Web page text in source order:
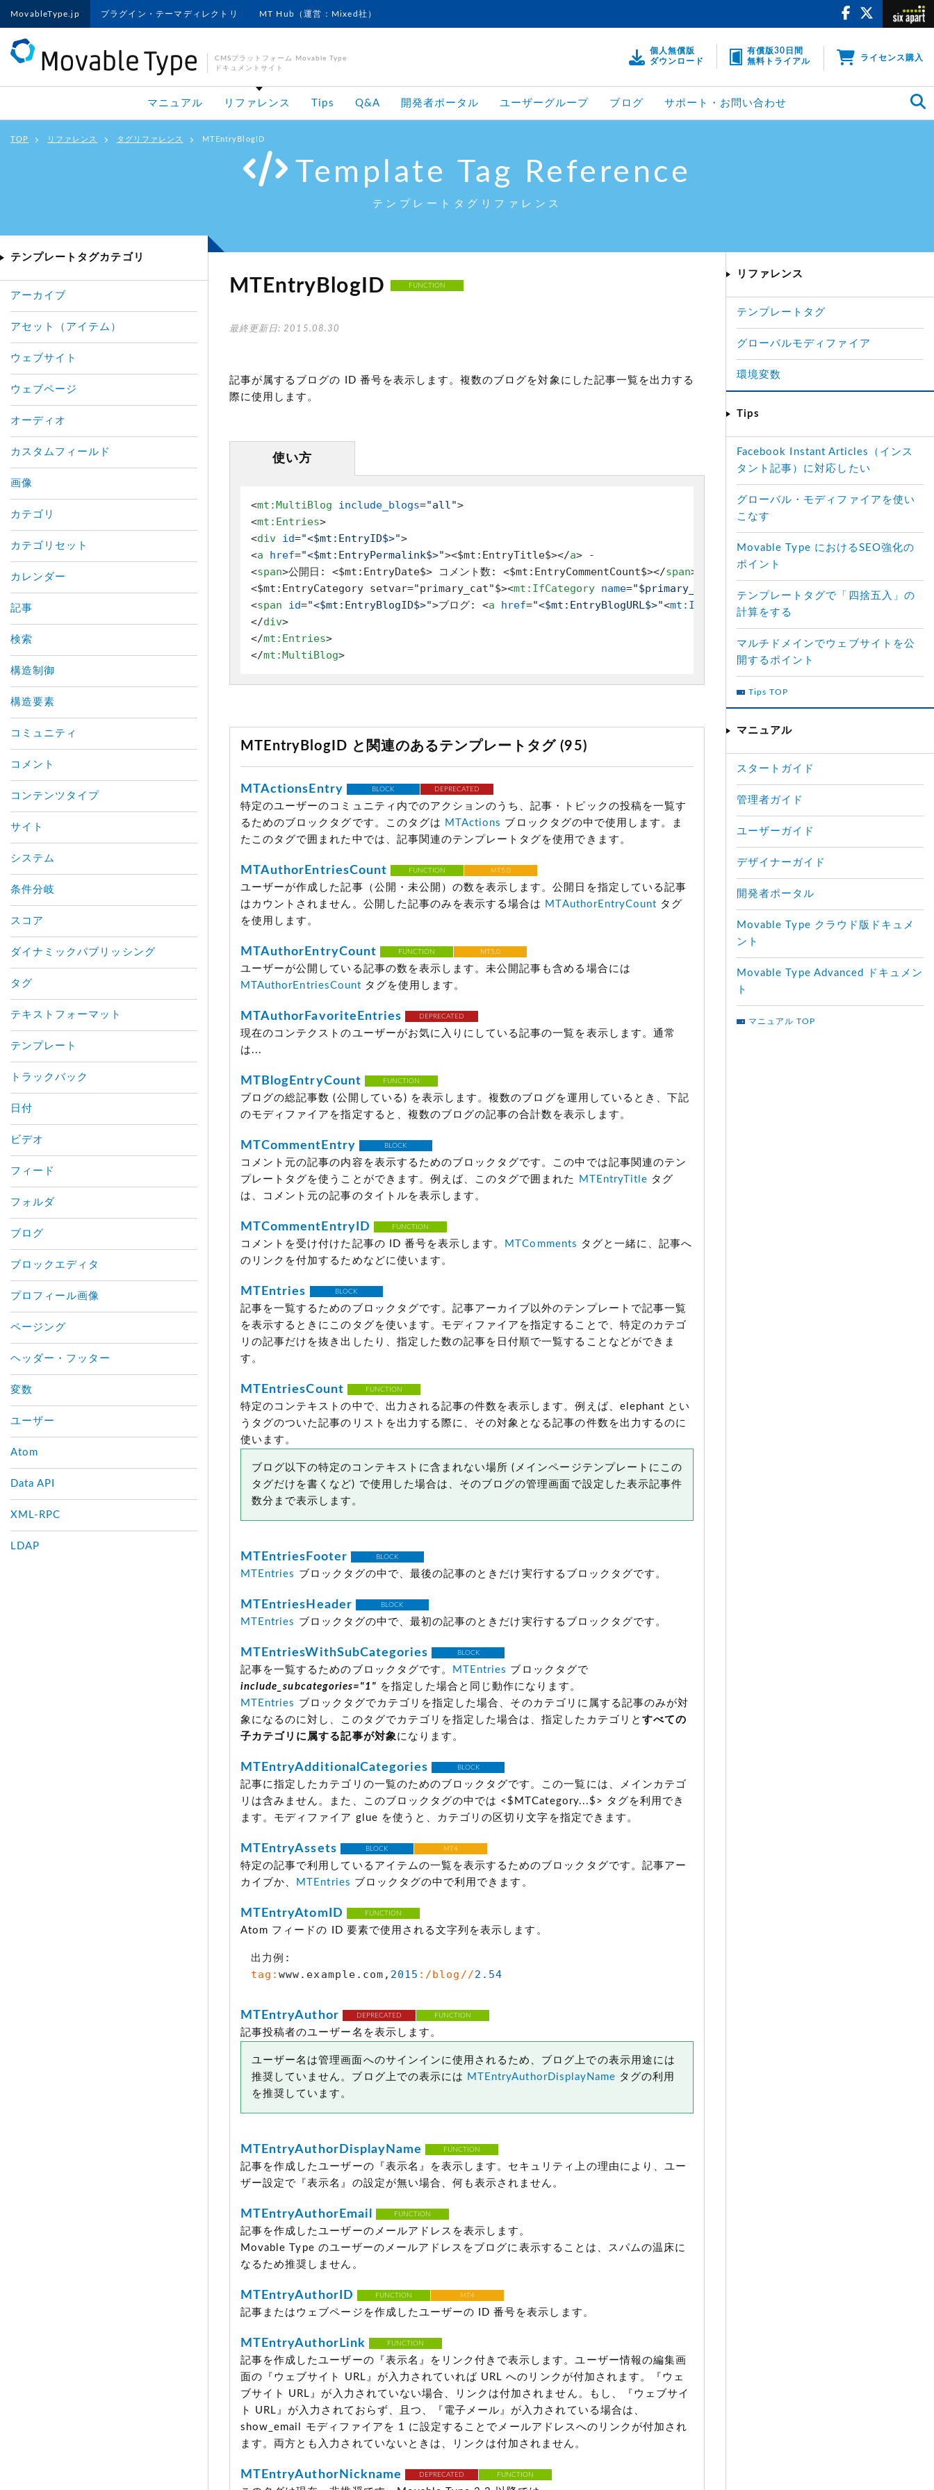
MovableType.jp プラグイン・テーマディレクトリ MT Hub（運営：Mixed社）
CMSプラットフォーム Movable Type
ドキュメントサイト
個人無償版
ダウンロード
有償版30日間
無料トライアル
ライセンス購入
マニュアル リファレンス Tips Q&A 開発者ポータル ユーザーグループ ブログ サポート・お問い合わせ
TOP リファレンス タグリファレンス MTEntryBlogID
Template Tag Reference
テンプレートタグリファレンス
MTEntryBlogID FUNCTION
最終更新日: 2015.08.30
記事が属するブログの ID 番号を表示します。複数のブログを対象にした記事一覧を出力する
際に使用します。
使い方
<mt:MultiBlog include_blogs="all">
<mt:Entries>
<div id="<$mt:EntryID$>">
<a href="<$mt:EntryPermalink$>"><$mt:EntryTitle$></a>
<span>公開日: <$mt:EntryDate$> コメント数: <$mt:EntryCommentCount$></span>
<$mt:EntryCategory setvar="primary_cat"$><mt:IfCategory name="$primary_cat" "primary" > < span>カテゴリ:
<span id="<$mt:EntryBlogID$>">ブログ: <a href="<$mt:EntryBlogURL$>"<mt:If "EntryBlogDescription"
</div>
</mt:Entries>
</mt:MultiBlog>
MTEntryBlogID と関連のあるテンプレートタグ (95)
MTActionsEntry BLOCK DEPRECATED
特定のユーザーのコミュニティ内でのアクションのうち、記事・トピックの投稿を一覧す
るためのブロックタグです。このタグは MTActions ブロックタグの中で使用します。ま
たこのタグで囲まれた中では、記事関連のテンプレートタグを使用できます。
MTAuthorEntriesCount FUNCTION MT5.0
ユーザーが作成した記事（公開・未公開）の数を表示します。公開日を指定している記事
はカウントされません。公開した記事のみを表示する場合は MTAuthorEntryCount タグ
を使用します。
MTAuthorEntryCount FUNCTION MT5.0
ユーザーが公開している記事の数を表示します。未公開記事も含める場合には
MTAuthorEntriesCount タグを使用します。
MTAuthorFavoriteEntries DEPRECATED
現在のコンテクストのユーザーがお気に入りにしている記事の一覧を表示します。通常
は...
MTBlogEntryCount FUNCTION
ブログの総記事数(公開している) を表示します。複数のブログを運用しているとき、下記
のモディファイアを指定すると、複数のブログの記事の合計数を表示します。
MTCommentEntry BLOCK
コメント元の記事の内容を表示するためのブロックタグです。この中では記事関連のテン
プレートタグを使うことができます。例えば、このタグで囲まれた
MTEntryTitle タグ
は、コメント元の記事のタイトルを表示します。
MTCommentEntryID FUNCTION
コメントを受け付けた記事の ID 番号を表示します。 MTComments タグと一緒に、記事へ
のリンクを付加するためなどに使います。
MTEntries BLOCK
記事を一覧するためのブロックタグです。記事アーカイブ以外のテンプレートで記事一覧
を表示するときにこのタグを使います。モディファイアを指定することで、特定のカテゴ
リの記事だけを抜き出したり、指定した数の記事を日付順で一覧することなどができま
す。
MTEntriesCount FUNCTION
特定のコンテキストの中で、出力される記事の件数を表示します。例えば、elephant とい
うタグのついた記事のリストを出力する際に、その対象となる記事の件数を出力するのに
使います。
ブログ以下の特定のコンテキストに含まれない場所(メインページテンプレートにこの
タグだけを書くなど) で使用した場合は、そのブログの管理画面で設定した表示記事件
数分まで表示します。
MTEntriesFooter BLOCK
MTEntries ブロックタグの中で、最後の記事のときだけ実行するブロックタグです。
MTEntriesHeader BLOCK
MTEntries ブロックタグの中で、最初の記事のときだけ実行するブロックタグです。
MTEntriesWithSubCategories BLOCK
記事を一覧するためのブロックタグです。 MTEntries ブロックタグで
include_subcategories="1" を指定した場合と同じ動作になります。
MTEntries ブロックタグでカテゴリを指定した場合、そのカテゴリに属する記事のみが対
象になるのに対し、このタグでカテゴリを指定した場合は、指定したカテゴリと すべての
子カテゴリに属する記事が対象になります。
MTEntryAdditionalCategories BLOCK
記事に指定したカテゴリの一覧のためのブロックタグです。この一覧には、メインカテゴ
リは含みません。また、このブロックタグの中では <$MTCategory...$> タグを利用でき
ます。モディファイア glue を使うと、カテゴリの区切り文字を指定できます。
MTEntryAssets BLOCK MT4
特定の記事で利用しているアイテムの一覧を表示するためのブロックタグです。記事アー
カイブか、
MTEntries ブロックタグの中で利用できます。
MTEntryAtomID FUNCTION
Atom フィードの ID 要素で使用される文字列を表示します。
tag:www.example.com, 2015 :/blog//2.54
MTEntryAuthor DEPRECATED FUNCTION
記事投稿者のユーザー名を表示します。
ユーザー名は管理画面へのサインインに使用されるため、ブログ上での表示用途には
推奨していません。ブログ上での表示には MTEntryAuthorDisplayName タグの利用
を推奨しています。
MTEntryAuthorDisplayName FUNCTION
記事を作成したユーザーの『表示名』を表示します。セキュリティ上の理由により、ユー
ザー設定で『表示名』の設定が無い場合、何も表示されません。
MTEntryAuthorEmail FUNCTION
記事を作成したユーザーのメールアドレスを表示します。
Movable Type のユーザーのメールアドレスをブログに表示することは、スパムの温床に
なるため推奨しません。
MTEntryAuthorID FUNCTION MT4
記事またはウェブページを作成したユーザーの ID 番号を表示します。
MTEntryAuthorLink FUNCTION
記事を作成したユーザーの『表示名』をリンク付きで表示します。ユーザー情報の編集画
面の『ウェブサイト URL』が入力されていれば URL へのリンクが付加されます。『ウェ
ブサイト URL』が入力されていない場合、リンクは付加されません。もし、『ウェブサイ
ト URL』が入力されておらず、且つ、『電子メール』が入力されている場合は、
show_email モディファイアを 1 に設定することでメールアドレスへのリンクが付加され
ます。両方とも入力されていないときは、リンクは付加されません。
MTEntryAuthorNickname DEPRECATED FUNCTION
テンプレートタグカテゴリ
アーカイブ
アセット（アイテム）
ウェブサイト
ウェブページ
オーディオ
カスタムフィールド
画像
カテゴリ
カテゴリセット
カレンダー
記事
検索
構造制御
構造要素
コミュニティ
コメント
コンテンツタイプ
サイト
システム
条件分岐
スコア
ダイナミックパブリッシング
タグ
テキストフォーマット
テンプレート
トラックバック
日付
ビデオ
フィード
フォルダ
ブログ
ブロックエディタ
プロフィール画像
ページング
ヘッダー・フッター
変数
ユーザー
Atom
Data API
XML-RPC
LDAP
リファレンス
テンプレートタグ
グローバルモディファイア
環境変数
Tips
Facebook Instant Articles（インス
タント記事）に対応したい
グローバル・モディファイアを使い
こなす
Movable Type におけるSEO強化の
ポイント
テンプレートタグで「四捨五入」の
計算をする
マルチドメインでウェブサイトを公
開するポイント
Tips TOP
マニュアル
スタートガイド
管理者ガイド
ユーザーガイド
デザイナーガイド
開発者ポータル
Movable Type クラウド版ドキュメ
ント
Movable Type Advanced ドキュメン
ト
マニュアル TOP